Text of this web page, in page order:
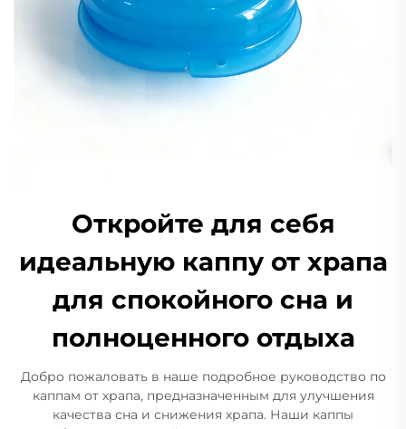
Откройте для себя
идеальную каппу от храпа
для спокойного сна и
полноценного отдыха
Добро пожаловать в наше подробное руководство по
каппам от храпа, предназначенным для улучшения
качества сна и снижения храпа. Наши каппы